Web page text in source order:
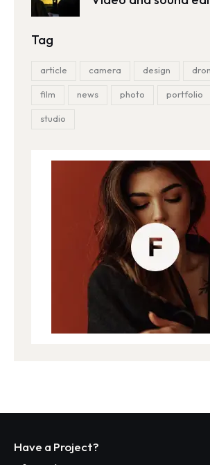
Tag
article camera design
film news photo portfolio
studio
Have a Project?